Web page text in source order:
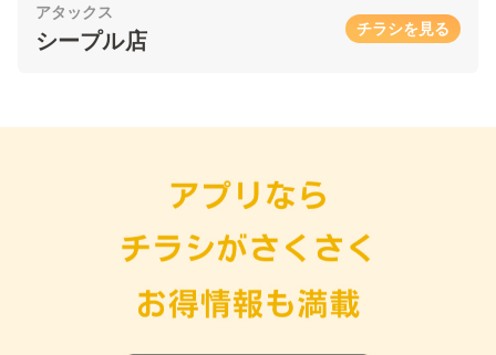
アタックス
シープル店 チラシを見る